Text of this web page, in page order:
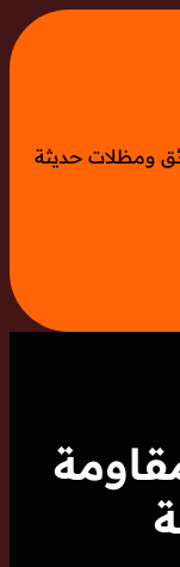
ومظلات حديثة